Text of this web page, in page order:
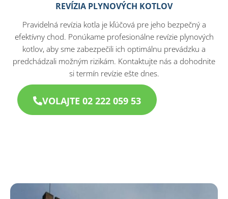
REVÍZIA PLYNOVÝCH KOTLOV
Pravidelná revízia kotla je kľúčová pre jeho bezpečný a
efektívny chod. Ponúkame profesionálne revízie plynových
kotlov, aby sme zabezpečili ich optimálnu prevádzku a
predchádzali možným rizikám. Kontaktujte nás a dohodnite
si termín revízie ešte dnes.
VOLAJTE 02 222 059 53